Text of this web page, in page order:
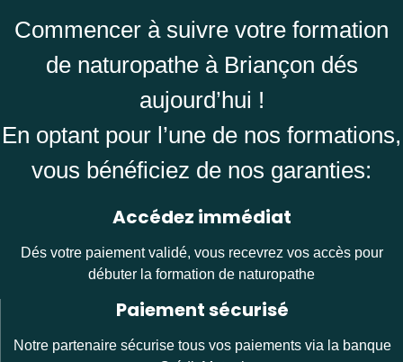
Commencer à suivre votre formation
de naturopathe à Briançon dés
aujourd’hui !
En optant pour l’une de nos formations,
vous bénéficiez de nos garanties:
Accédez immédiat
Dés votre paiement validé, vous recevrez vos accès pour
débuter la formation de naturopathe
Paiement sécurisé
Notre partenaire sécurise tous vos paiements via la banque